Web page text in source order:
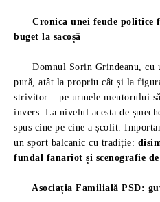
Cronica unei feude politice
buget la sacoșă
Domnul Sorin Grindeanu, cu
pură, atât la propriu cât și la
strivitor – pe urmele mentorului
invers. La nivelul acesta de
spus cine pe cine a școlit.
un sport balcanic cu tradiție:
fundal fanariot și scenografie
Asociația Familială PSD: